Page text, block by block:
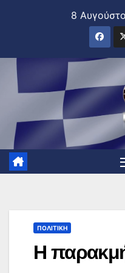
8
ΠΟΛΙΤΙΚΉ
Η